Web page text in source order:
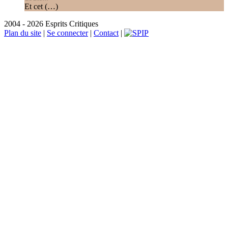
Et cet (…)
2004 - 2026 Esprits Critiques
Plan du site | Se connecter| Contact |